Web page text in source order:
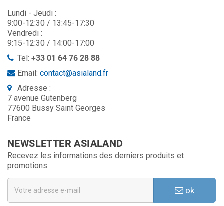
Lundi - Jeudi :
9:00-12:30 / 13:45-17:30
Vendredi :
9:15-12:30 / 14:00-17:00
Tel: +33 01 64 76 28 88
Email: contact@asialand.fr
Adresse :
7 avenue Gutenberg
77600 Bussy Saint Georges
France
NEWSLETTER ASIALAND
Recevez les informations des derniers produits et
promotions.
ok